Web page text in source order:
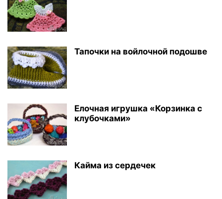
Тапочки на войлочной подошве
Елочная игрушка «Корзинка с
клубочками»
Кайма из сердечек